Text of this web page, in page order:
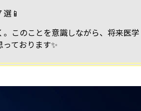
📱
このことを意識しながら、将来医学
ております✨